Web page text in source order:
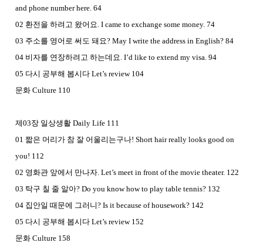
and phone number here. 64
02 환전을 하려고 왔어요. I came to exchange some money. 74
03 주소를 영어로 써도 돼요? May I write the address in English? 84
04 비자를 연장하려고 하는데요. I’d like to extend my visa. 94
05 다시 공부해 봅시다 Let’s review 104
문화 Culture 110
제03장 일상생활 Daily Life 111
01 짧은 머리가 참 잘 어울리는구나! Short hair really looks good on
you! 112
02 영화관 앞에서 만나자. Let’s meet in front of the movie theater. 122
03 탁구 칠 줄 알아? Do you know how to play table tennis? 132
04 집안일 때문에 그러니? Is it because of housework? 142
05 다시 공부해 봅시다 Let’s review 152
문화 Culture 158